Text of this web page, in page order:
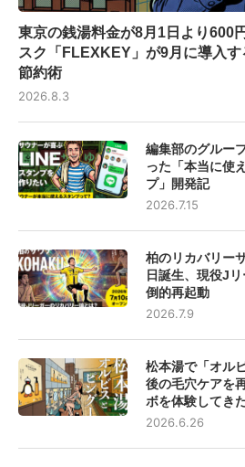
東京の銭湯料金が8月1日より600
スク「FLEXKEY」が9月に導入
節約術
2026.8.3
編集部のグルー
った「本当に使
プ」開発記
2026.7.15
柏のリカバリー
日誕生、現役J
倒的再起動
2026.7.9
松本湯で「オル
後の毛穴ケアを
ボを体験してき
2026.6.26